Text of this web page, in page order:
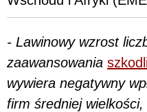
- Lawinowy wzrost
zaawansowania
wywiera negatywny
firm średniej